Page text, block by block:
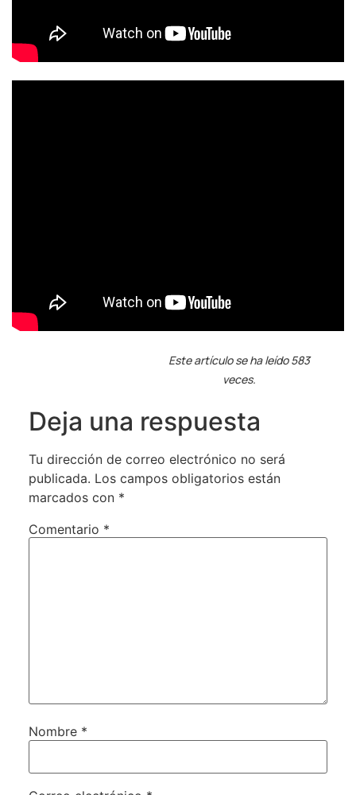
Este artículo se ha leído 583
veces.
Deja una respuesta
Tu dirección de correo electrónico no será
publicada. Los campos obligatorios están
marcados con *
Comentario *
Nombre *